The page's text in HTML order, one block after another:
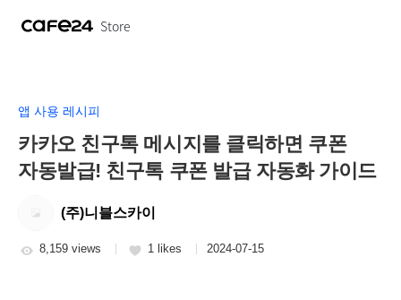
Store
앱 사용 레시피
카카오 친구톡 메시지를 클릭하면 쿠폰
자동발급! 친구톡 쿠폰 발급 자동화 가이드
(주)니블스카이
8,159 views 1 likes 2024-07-15